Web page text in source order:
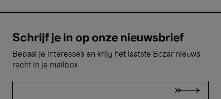
Schrijf je in op onze nieuwsbrief
Bepaal je interesses en krijg het laatste Bozar nieuws
recht in je mailbox